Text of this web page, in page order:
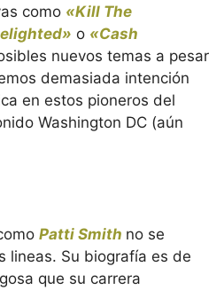
como «Kill The
o «Cash
nuevos temas a pesar
demasiada intención
en estos pioneros del
Washington DC (aún
Patti Smith no se
lineas. Su biografía es de
que su carrera